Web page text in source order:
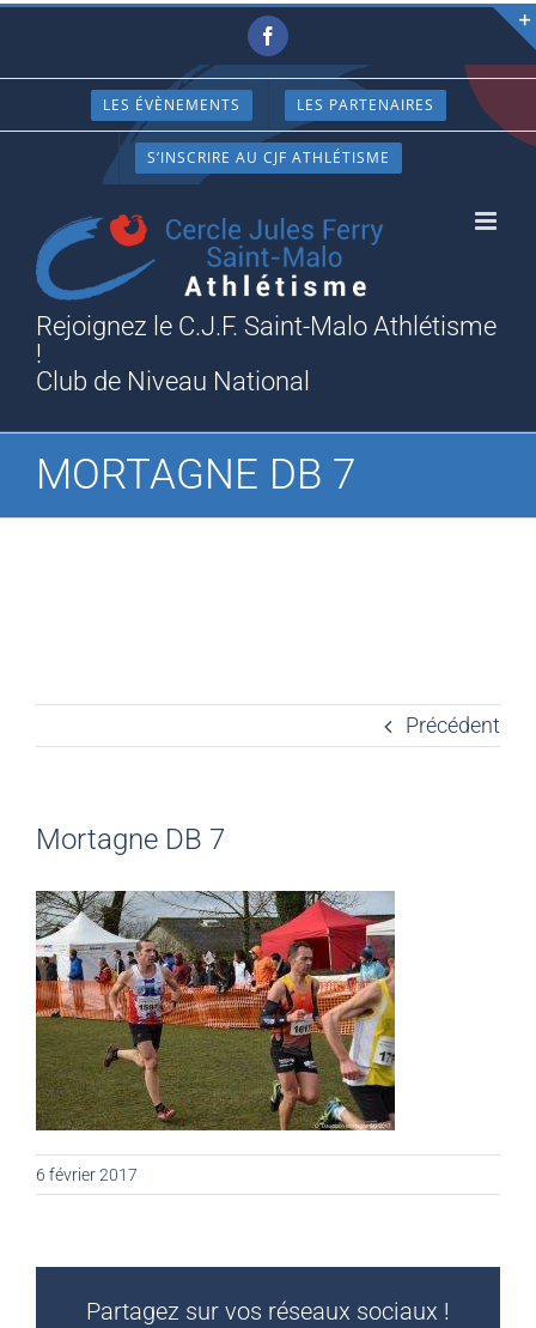
Passer
contenu
Facebook
LES ÉVÈNEMENTS LES PARTENAIRES
S’INSCRIRE AU CJF ATHLÉTISME
Rejoignez le C.J.F. Saint-Malo Athlétisme
!
Club de Niveau National
MORTAGNE DB 7
Précédent
Mortagne DB 7
6 février 2017
Partagez sur vos réseaux sociaux !